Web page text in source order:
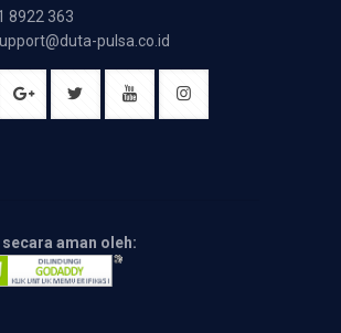
8922 363
pulsa.co.id
aman oleh: